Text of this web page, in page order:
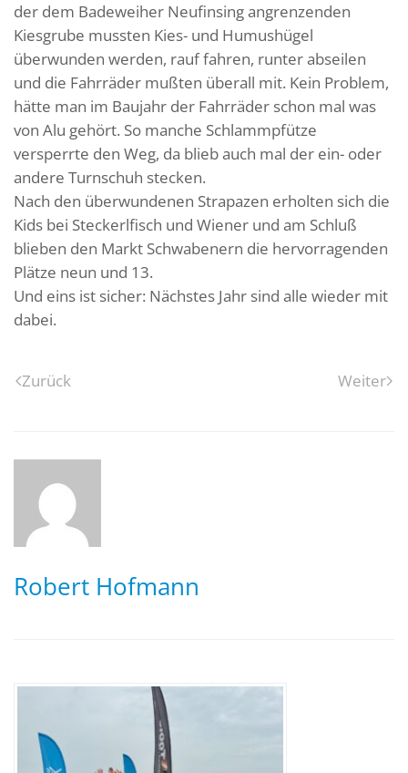
der dem Badeweiher Neufinsing angrenzenden
Kiesgrube mussten Kies- und Humushügel
überwunden werden, rauf fahren, runter abseilen
und die Fahrräder mußten überall mit. Kein Problem,
hätte man im Baujahr der Fahrräder schon mal was
von Alu gehört. So manche Schlammpfütze
versperrte den Weg, da blieb auch mal der ein- oder
andere Turnschuh stecken.
Nach den überwundenen Strapazen erholten sich die
Kids bei Steckerlfisch und Wiener und am Schluß
blieben den Markt Schwabenern die hervorragenden
Plätze neun und 13.
Und eins ist sicher: Nächstes Jahr sind alle wieder mit
dabei.
Zurück Weiter
Robert Hofmann